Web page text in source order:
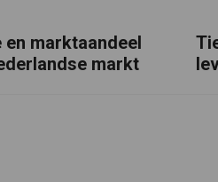
marktaandeel
markt